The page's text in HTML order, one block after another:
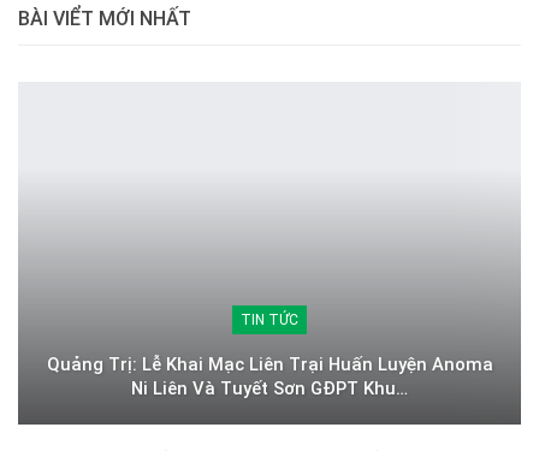
BÀI VIỂT MỚI NHẤT
TIN TỨC
Quảng Trị: Lễ Khai Mạc Liên Trại Huấn Luyện Anoma
Ni Liên Và Tuyết Sơn GĐPT Khu…